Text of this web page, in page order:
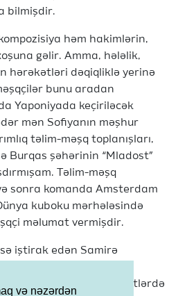
və nəzərdən
bilmişdir.
həm hakimlərin,
gəlir. Amma, hələlik,
hərəkətləri dəqiqliklə yerinə
bunu aradan
Yaponiyada keçiriləcək
mən Sofiyanın məşhur
təlim-məşq toplanışları,
Burqas şəhərinin “Mladost”
Təlim-məşq
sonra komanda Amsterdam
kuboku mərhələsində
məlumat vermişdir.
iştirak edən Samirə
– 5-ci yer, iplə hərəkətlərdə